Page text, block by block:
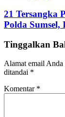
21 Tersangka
Polda Sumsel,
Tinggalkan
Alamat email
ditandai *
Komentar *